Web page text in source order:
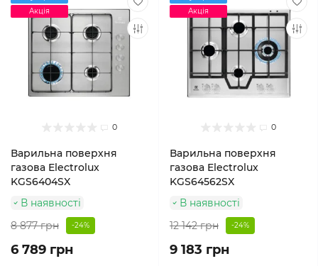
Акція
0
Варильна поверхня
газова Electrolux
KGS6404SX
В наявності
8 877 грн
-24%
6 789 грн
Акція
0
Варильна поверхня
газова Electrolux
KGS64562SX
В наявності
12 142 грн
-24%
9 183 грн